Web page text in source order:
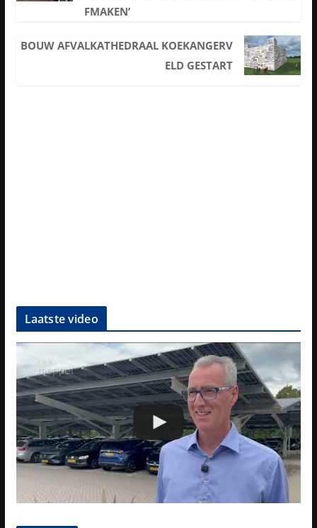
FMAKEN’
BOUW AFVALKATHEDRAAL KOEKANGERV
ELD GESTART
Laatste video